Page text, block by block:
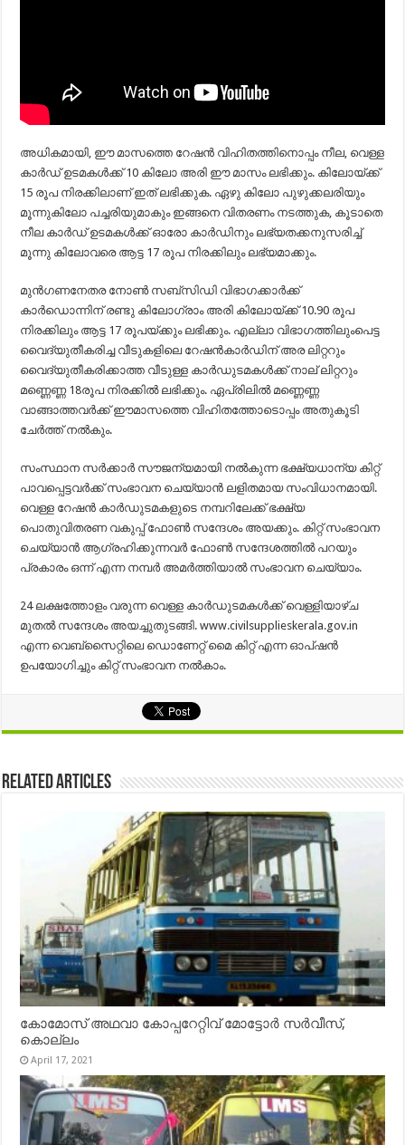
അധികമായി, ഈ മാസത്തെ റേഷന്‍ വിഹിതത്തിനൊപ്പം നീല, വെള്ള
കാര്‍ഡ് ഉടമകള്‍ക്ക് 10 കിലോ അരി ഈ മാസം ലഭിക്കും. കിലോയ്ക്ക്
15 രൂപ നിരക്കിലാണ് ഇത് ലഭിക്കുക. ഏഴു കിലോ പുഴുക്കലരിയും
മൂന്നുകിലോ പച്ചരിയുമാകും ഇങ്ങനെ വിതരണം നടത്തുക, കൂടാതെ
നീല കാര്‍ഡ് ഉടമകള്‍ക്ക് ഓരോ കാര്‍ഡിനും ലഭ്യതക്കനുസരിച്ച്‌
മൂന്നു കിലോവരെ ആട്ട 17 രൂപ നിരക്കിലും ലഭ്യമാക്കും.
മുന്‍ഗണനേതര നോണ്‍ സബ്‌സിഡി വിഭാഗക്കാര്‍ക്ക്
കാര്‍ഡൊന്നിന് രണ്ടു കിലോഗ്രാം അരി കിലോയ്ക്ക് 10.90 രൂപ
നിരക്കിലും ആട്ട 17 രൂപയ്ക്കും ലഭിക്കും. എല്ലാ വിഭാഗത്തിലുംപെട്ട
വൈദ്യുതീകരിച്ച വീടുകളിലെ റേഷന്‍കാര്‍ഡിന് അര ലിറ്ററും
വൈദ്യുതീകരിക്കാത്ത വീടുള്ള കാര്‍ഡുടമകള്‍ക്ക് നാല് ലിറ്ററും
മണ്ണെണ്ണ 18രൂപ നിരക്കില്‍ ലഭിക്കും. ഏപ്രിലില്‍ മണ്ണെണ്ണ
വാങ്ങാത്തവര്‍ക്ക് ഈമാസത്തെ വിഹിതത്തോടൊപ്പം അതുകൂടി
ചേർത്ത് നൽകും.
സംസ്ഥാന സർക്കാർ സൗജന്യമായി നൽകുന്ന ഭക്ഷ്യധാന്യ കിറ്റ്‌
പാവപ്പെട്ടവർക്ക്‌ സംഭാവന ചെയ്യാൻ ലളിതമായ സംവിധാനമായി.
വെള്ള റേഷൻ കാർഡുടമകളുടെ നമ്പറിലേക്ക്‌ ഭക്ഷ്യ
പൊതുവിതരണ വകുപ്പ് ഫോൺ സന്ദേശം അയക്കും. കിറ്റ് സംഭാവന
ചെയ്യാൻ ആഗ്രഹിക്കുന്നവർ ഫോൺ സന്ദേശത്തിൽ പറയും
പ്രകാരം ഒന്ന് എന്ന നമ്പർ അമർത്തിയാൽ‌ സംഭാവന ചെയ്യാം.
24 ലക്ഷത്തോളം വരുന്ന വെള്ള കാർഡുടമകൾക്ക്‌ വെള്ളിയാഴ്‌ച
മുതൽ സന്ദേശം അയച്ചുതുടങ്ങി. www.civilsupplieskerala.gov.in
എന്ന വെബ്‌സൈറ്റിലെ ഡൊണേറ്റ്‌ മൈ കിറ്റ്‌ എന്ന ഓപ്‌ഷൻ
ഉപയോഗിച്ചും കിറ്റ്‌ സംഭാവന നൽകാം.
Related Articles
കോമോസ് അഥവാ കോപ്പറേറ്റിവ് മോട്ടോര്‍ സര്‍വീസ്,
കൊല്ലം
April 17, 2021